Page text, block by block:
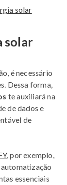
solar
solar
é necessário
Dessa forma,
te auxiliará na
de dados e
de
, por exemplo,
essenciais